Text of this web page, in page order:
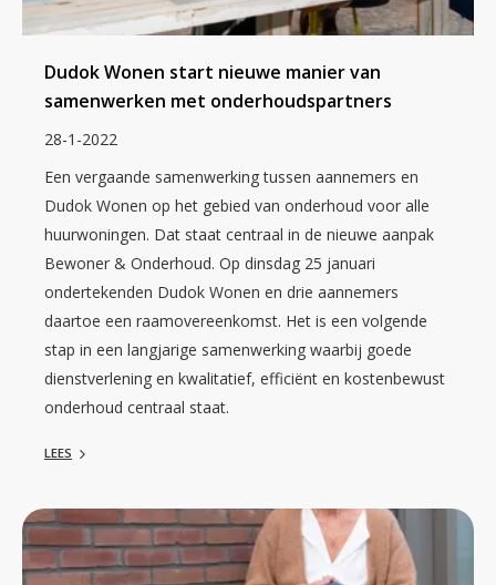
Dudok Wonen start nieuwe manier van
samenwerken met onderhoudspartners
28-1-2022
Een vergaande samenwerking tussen aannemers en
Dudok Wonen op het gebied van onderhoud voor alle
huurwoningen. Dat staat centraal in de nieuwe aanpak
Bewoner & Onderhoud. Op dinsdag 25 januari
ondertekenden Dudok Wonen en drie aannemers
daartoe een raamovereenkomst. Het is een volgende
stap in een langjarige samenwerking waarbij goede
dienstverlening en kwalitatief, efficiënt en kostenbewust
onderhoud centraal staat.
LEES